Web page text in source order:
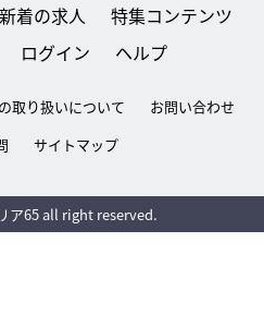
新着の求人
特集コンテンツ
ログイン ヘルプ
取り扱いについて
お問い合わせ
サイトマップ
ア65 all right reserved.